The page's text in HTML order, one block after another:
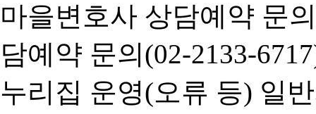
마을변호사 상담예약 문
담예약 문의(02-2133-
누리집 운영(오류 등) 일